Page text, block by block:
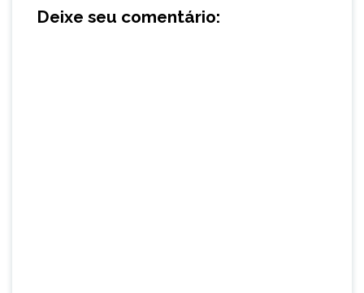
Deixe seu comentário: